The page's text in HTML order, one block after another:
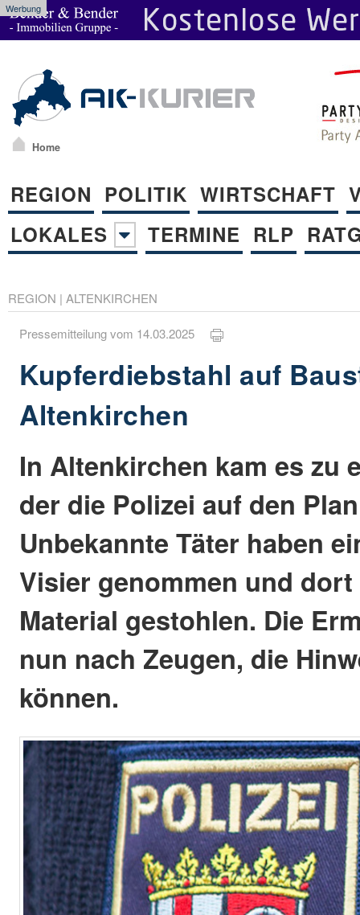
Werbung
Home
REGION POLITIK WIRTSCHAFT
LOKALES
TERMINE RLP
REGION | ALTENKIRCHEN
Pressemitteilung vom 14.03.2025
Kupferdiebstahl auf
Altenkirchen
In Altenkirchen kam es zu
der die Polizei auf den
Unbekannte Täter haben
Visier genommen und
Material gestohlen. Die
nun nach Zeugen, die
können.